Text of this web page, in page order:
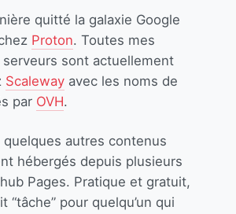
quitté la galaxie Google
Proton. Toutes mes
sont actuellement
Scaleway avec les noms de
par OVH.
autres contenus
hébergés depuis plusieurs
Pages. Pratique et gratuit,
“tâche” pour quelqu’un qui